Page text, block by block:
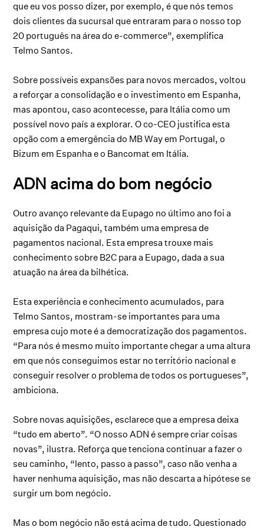
que eu vos posso dizer, por exemplo, é que nós temos
dois clientes da sucursal que entraram para o nosso top
20 português na área do e-commerce”, exemplifica
Telmo Santos.
Sobre possíveis expansões para novos mercados, voltou
a reforçar a consolidação e o investimento em Espanha,
mas apontou, caso acontecesse, para Itália como um
possível novo país a explorar. O co-CEO justifica esta
opção com a emergência do MB Way em Portugal, o
Bizum em Espanha e o Bancomat em Itália.
ADN acima do bom negócio
Outro avanço relevante da Eupago no último ano foi a
aquisição da Pagaqui, também uma empresa de
pagamentos nacional. Esta empresa trouxe mais
conhecimento sobre B2C para a Eupago, dada a sua
atuação na área da bilhética.
Esta experiência e conhecimento acumulados, para
Telmo Santos, mostram-se importantes para uma
empresa cujo mote é a democratização dos pagamentos.
“Para nós é mesmo muito importante chegar a uma altura
em que nós conseguimos estar no território nacional e
conseguir resolver o problema de todos os portugueses”,
ambiciona.
Sobre novas aquisições, esclarece que a empresa deixa
“tudo em aberto”. “O nosso ADN é sempre criar coisas
novas”, ilustra. Reforça que tenciona continuar a fazer o
seu caminho, “lento, passo a passo”, caso não venha a
haver nenhuma aquisição, mas não descarta a hipótese se
surgir um bom negócio.
Mas o bom negócio não está acima de tudo. Questionado